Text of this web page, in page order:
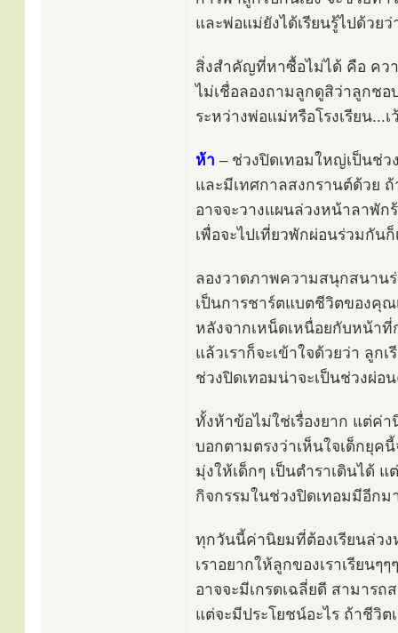
และพ่อแม่ยังได้เรียนรู้ไปด้วยว่
สิ่งสำคัญที่หาซื้อไม่ได้ คือ คว
ไม่เชื่อลองถามลูกดูสิว่าลูกชอ
ระหว่างพ่อแม่หรือโรงเรียน
ห้า – ช่วงปิดเทอมใหญ่เป็นช่ว
และมีเทศกาลสงกรานต์ด้วย
อาจจะวางแผนล่วงหน้าลาพัก
เพื่อจะไปเที่ยวพักผ่อนร่วมกันก็
ลองวาดภาพความสนุกสนาน
เป็นการชาร์ตแบตชีวิตของคุณ
หลังจากเหน็ดเหนื่อยกับหน้า
แล้วเราก็จะเข้าใจด้วยว่า ลูก
ช่วงปิดเทอมน่าจะเป็นช่วงผ่
ทั้งห้าข้อไม่ใช่เรื่องยาก แต่ค่า
บอกตามตรงว่าเห็นใจเด็กยุค
มุ่งให้เด็กๆ เป็นตำราเดินได้
กิจกรรมในช่วงปิดเทอมมีอีกม
ทุกวันนี้ค่านิยมที่ต้องเรียนล่วง
เราอยากให้ลูกของเราเรียนๆ
อาจจะมีเกรดเฉลี่ยดี สามาร
แต่จะมีประโยชน์อะไร ถ้าชีวิ